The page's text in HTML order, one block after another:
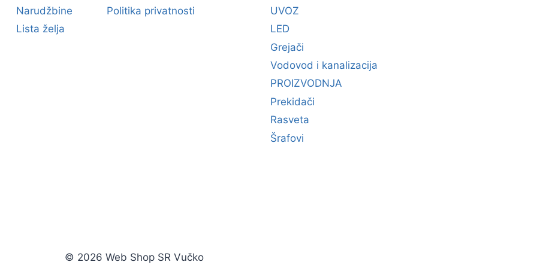
Narudžbine
Lista želja
Politika privatnosti
UVOZ
LED
Grejači
Vodovod i kanalizacija
PROIZVODNJA
Prekidači
Rasveta
Šrafovi
© 2026 Web Shop SR Vučko